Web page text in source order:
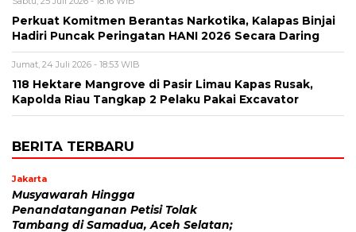
Perkuat Komitmen Berantas Narkotika, Kalapas Binjai
Hadiri Puncak Peringatan HANI 2026 Secara Daring
Jumat, 24 Juli 2026 - 18:53 WIB
118 Hektare Mangrove di Pasir Limau Kapas Rusak,
Kapolda Riau Tangkap 2 Pelaku Pakai Excavator
BERITA TERBARU
Jakarta
Musyawarah Hingga
Penandatanganan Petisi Tolak
Tambang di Samadua, Aceh Selatan;